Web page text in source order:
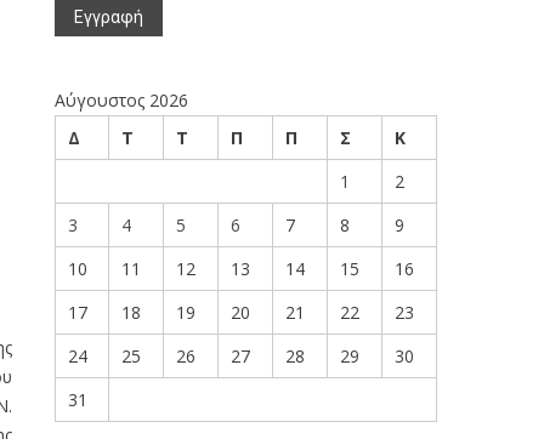
Αύγουστος 2026
Δ
Τ Τ Π Π Σ
Κ
1
2
3
4 5 6 7 8
9
10
11 12 13 14 15
16
17
18 19 20 21 22
23
24
25 26 27 28 29
30
31